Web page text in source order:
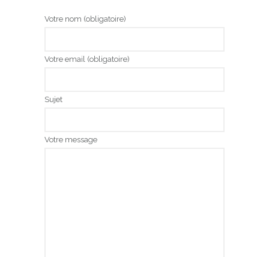
Votre nom (obligatoire)
Votre email (obligatoire)
Sujet
Votre message